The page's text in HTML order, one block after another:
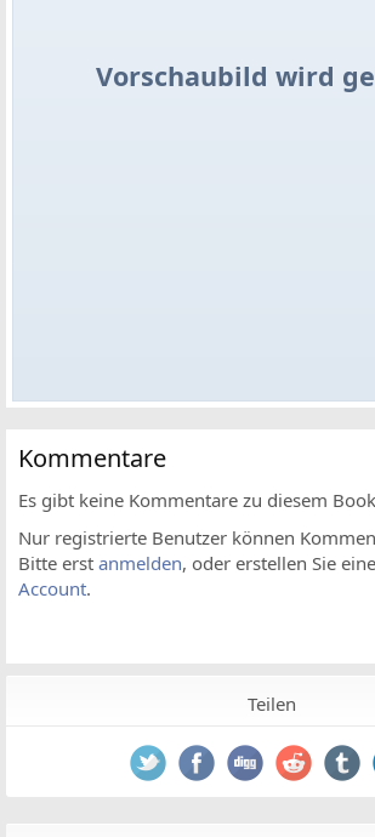
Vorschaubild wird
Kommentare
Es gibt keine Kommentare zu diesem
Nur registrierte Benutzer können
Bitte erst anmelden, oder erstellen Sie
Account.
Teilen